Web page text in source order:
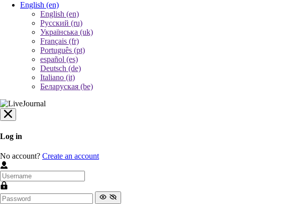
English (en)
English (en)
Русский (ru)
Українська (uk)
Français (fr)
Português (pt)
español (es)
Deutsch (de)
Italiano (it)
Беларуская (be)
Log in
No account? Create an account